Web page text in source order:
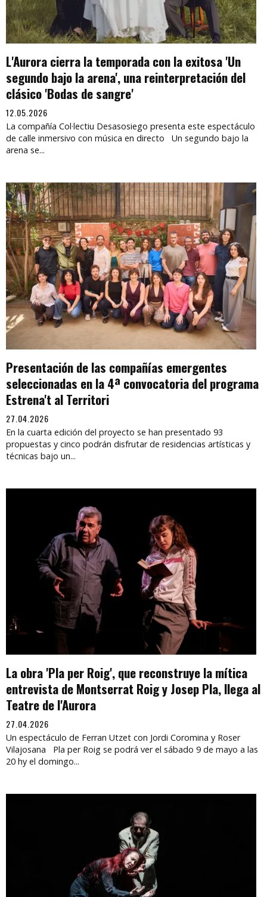
L'Aurora cierra la temporada con la exitosa 'Un
segundo bajo la arena', una reinterpretación del
clásico 'Bodas de sangre'
12.05.2026
La compañía Col·lectiu Desasosiego presenta este espectáculo
de calle inmersivo con música en directo Un segundo bajo la
arena se...
Presentación de las compañías emergentes
seleccionadas en la 4ª convocatoria del programa
Estrena't al Territori
27.04.2026
En la cuarta edición del proyecto se han presentado 93
propuestas y cinco podrán disfrutar de residencias artísticas y
técnicas bajo un...
La obra 'Pla per Roig', que reconstruye la mítica
entrevista de Montserrat Roig y Josep Pla, llega al
Teatre de l'Aurora
27.04.2026
Un espectáculo de Ferran Utzet con Jordi Coromina y Roser
Vilajosana Pla per Roig se podrá ver el sábado 9 de mayo a las
20 hy el domingo...